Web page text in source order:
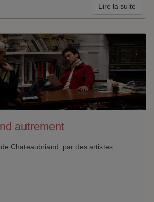
Lire la suite
autrement
Chateaubriand, par des artistes